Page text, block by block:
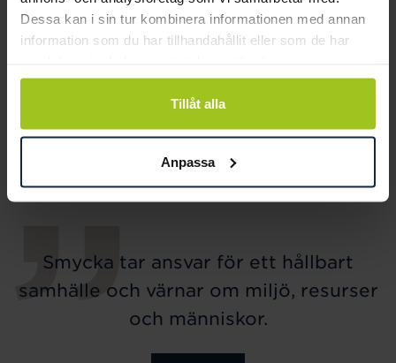
Dessa kan i sin tur kombinera informationen med annan
information som du har tillhandahållit eller som de har
Tillåt alla
Anpassa
Waterville
Gant
Marshfield
Smycka tar ansvar för ett hållbart
samhälle och värnar om miljö, resurser
och människor.